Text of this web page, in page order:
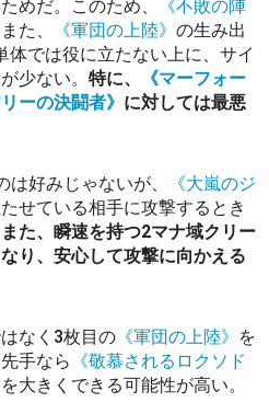
めだ。このため、
《不敗の陣
た、 《軍団の上陸》の生み出
では役に立たない上に、サイ
少ない。特に、
《マーフォー
ーの決闘者》 に対しては最悪
は好みじゃないが、
《大嵐のジ
せている相手に攻撃するとき
また、瞬速を持つ2マナ域クリー
り、安心して攻撃に向かえる
なく3枚目の 《軍団の上陸》 を
手なら 《敬慕されるロクソド
大きくできる可能性が高い。